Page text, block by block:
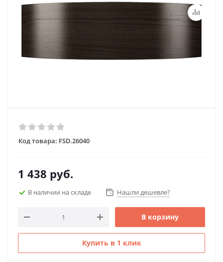
Код товара: FSD.26040
1 438 руб.
В наличии на складе Нашли дешевле?
В корзину
Купить в 1 клик